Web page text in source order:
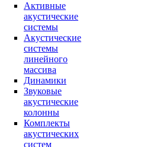
Активные
акустические
системы
Акустические
системы
линейного
массива
Динамики
Звуковые
акустические
колонны
Комплекты
акустических
систем